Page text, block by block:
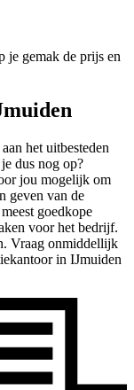
je gemak de prijs en
het uitbesteden
dus nog op?
jou mogelijk om
geven van de
goedkope
voor het bedrijf.
Vraag onmiddellijk
in IJmuiden